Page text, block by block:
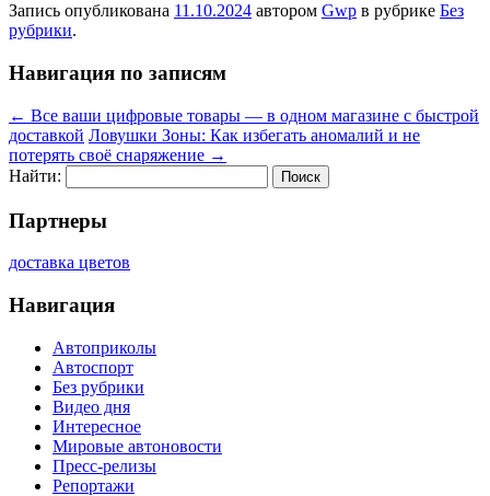
Запись опубликована 11.10.2024 автором Gwp в рубрике Без
рубрики.
Навигация по записям
← Все ваши цифровые товары — в одном магазине с быстрой
доставкой Ловушки Зоны: Как избегать аномалий и не
потерять своё снаряжение →
Найти:
Партнеры
доставка цветов
Навигация
Автоприколы
Автоспорт
Без рубрики
Видео дня
Интересное
Мировые автоновости
Пресс-релизы
Репортажи